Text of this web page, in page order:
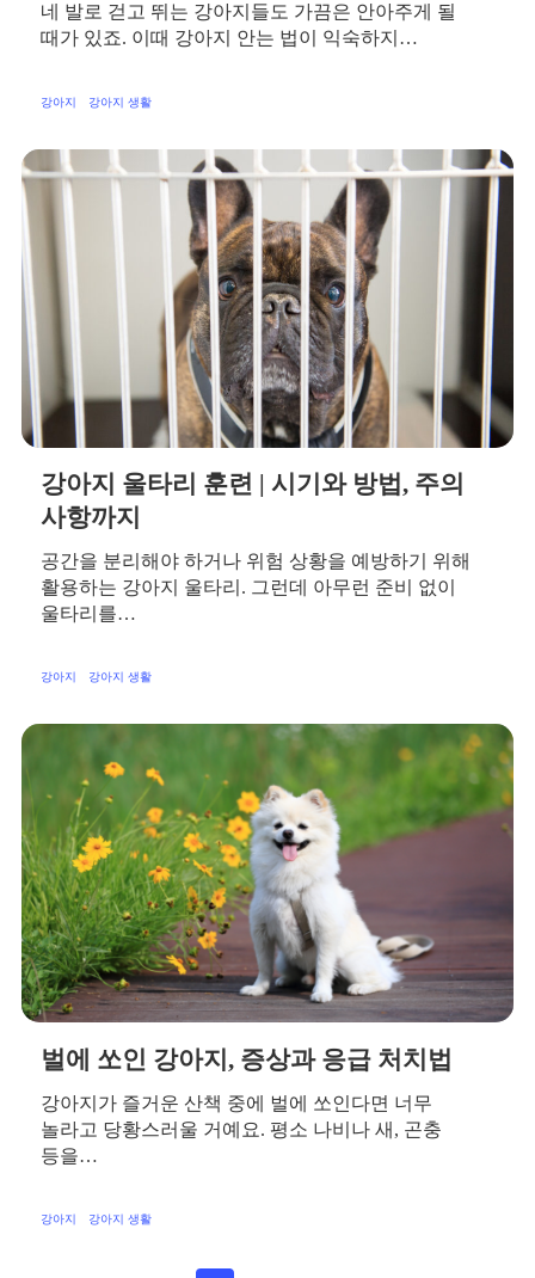
강아지 강아지 생활
네 발로 걷고 뛰는 강아지들도 가끔은 안아주게 될
때가 있죠. 이때 강아지 안는 법이 익숙하지…
강아지 강아지 생활
강아지 울타리 훈련 | 시기와 방법, 주의
사항까지
공간을 분리해야 하거나 위험 상황을 예방하기 위해
활용하는 강아지 울타리. 그런데 아무런 준비 없이
울타리를…
강아지 강아지 생활
벌에 쏘인 강아지, 증상과 응급 처치법
강아지가 즐거운 산책 중에 벌에 쏘인다면 너무
놀라고 당황스러울 거예요. 평소 나비나 새, 곤충
등을…